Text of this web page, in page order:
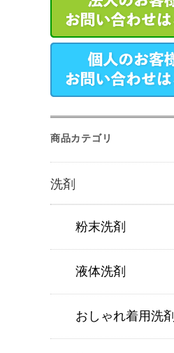
商品カテゴリ
洗剤
粉末洗剤
液体洗剤
おしゃれ着用洗剤